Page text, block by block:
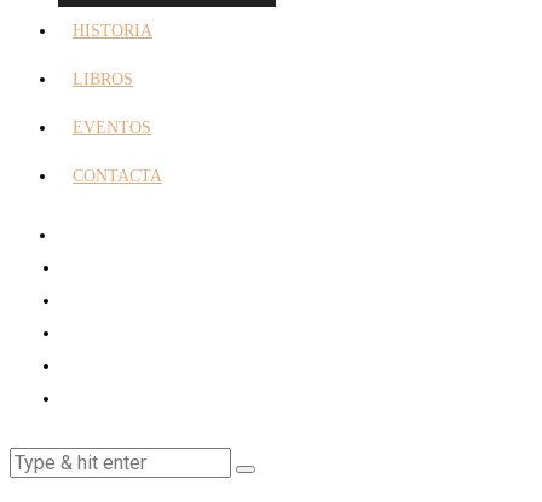
HISTORIA
LIBROS
EVENTOS
CONTACTA